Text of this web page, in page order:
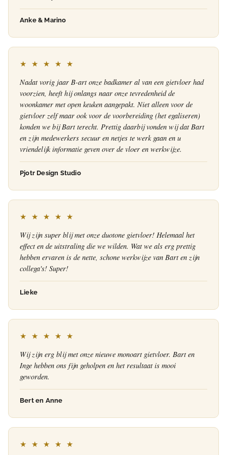
Anke & Marino
★ ★ ★ ★ ★
Nadat vorig jaar B-art onze badkamer al van een gietvloer had
voorzien, heeft hij onlangs naar onze tevredenheid de
woonkamer met open keuken aangepakt. Niet alleen voor de
gietvloer zelf maar ook voor de voorbereiding (het egaliseren)
konden we bij Bart terecht. Prettig daarbij vonden wij dat Bart
en zijn medewerkers secuur en netjes te werk gaan en u
vriendelijk informatie geven over de vloer en werkwijze.
Pjotr Design Studio
★ ★ ★ ★ ★
Wij zijn super blij met onze duotone gietvloer! Helemaal het
effect en de uitstraling die we wilden. Wat we als erg prettig
hebben ervaren is de nette, schone werkwijze van Bart en zijn
collega's! Super!
Lieke
★ ★ ★ ★ ★
Wij zijn erg blij met onze nieuwe monoart gietvloer. Bart en
Inge hebben ons fijn geholpen en het resultaat is mooi
geworden.
Bert en Anne
★ ★ ★ ★ ★